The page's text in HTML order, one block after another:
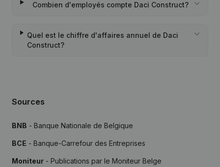
Combien d'employés compte Daci Construct?
Quel est le chiffre d'affaires annuel de Daci
Construct?
Sources
BNB - Banque Nationale de Belgique
BCE - Banque-Carrefour des Entreprises
Moniteur - Publications par le Moniteur Belge